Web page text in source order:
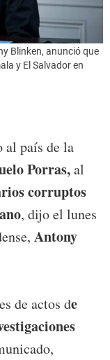
Blinken, anunció que
y El Salvador en
al país de la
Porras,al
corruptos
, dijo el lunes
Antony
de actos de